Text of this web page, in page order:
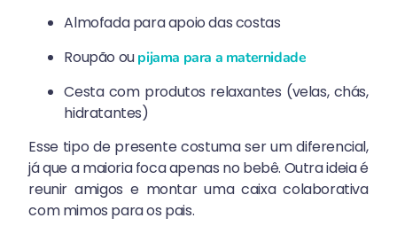
Almofada para apoio das costas
Roupão oupijama para a maternidade
Cesta com produtos relaxantes (velas, chás,
hidratantes)
Esse tipo de presente costuma ser um diferencial,
já que a maioria foca apenas no bebê. Outra ideia é
reunir amigos e montar uma caixa colaborativa
com mimos para os pais.